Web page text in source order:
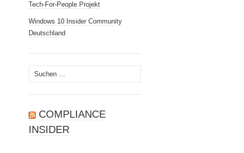
Tech-For-People Projekt
Windows 10 Insider Community
Deutschland
Suchen
nach:
COMPLIANCE
INSIDER